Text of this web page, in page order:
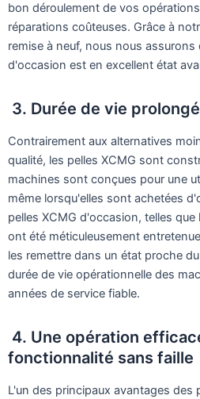
bon déroulement de vos
réparations coûteuses. Grâce à
remise à neuf, nous nous assurons
d'occasion est en excellent état
3. Durée de vie
Contrairement aux alternatives
qualité, les pelles XCMG sont
machines sont conçues pour une
même lorsqu'elles sont achetées
pelles XCMG d'occasion, telles que
ont été méticuleusement
les remettre dans un état proche
durée de vie opérationnelle des
années de service fiable.
4. Une opération
fonctionnalité sans faille
L'un des principaux avantages des